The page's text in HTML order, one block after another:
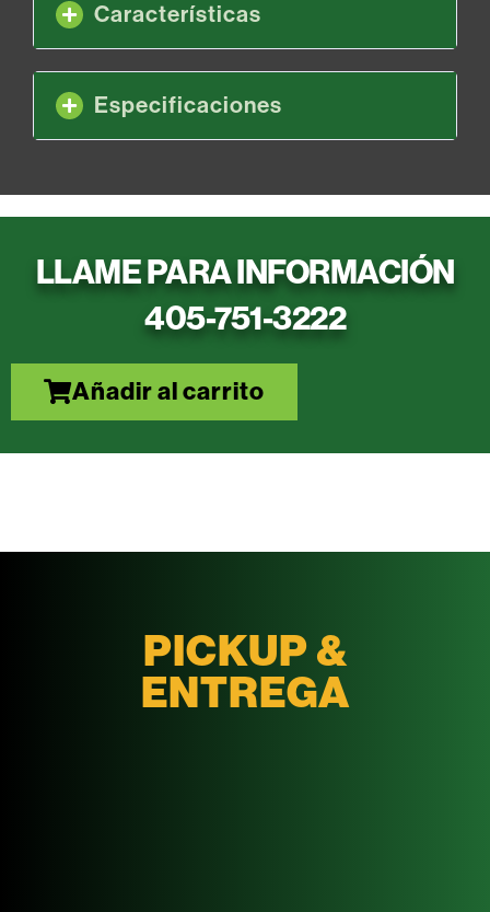
Características
Especificaciones
LLAME PARA INFORMACIÓN
405-751-3222
Añadir al carrito
PICKUP &
ENTREGA